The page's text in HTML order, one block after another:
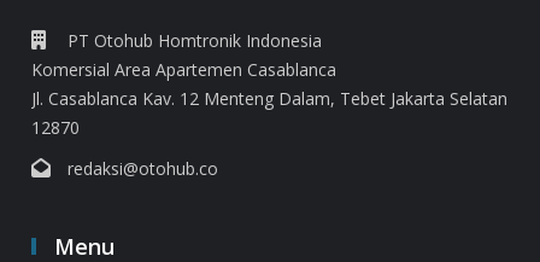
PT Otohub Homtronik Indonesia
Komersial Area Apartemen Casablanca
Jl. Casablanca Kav. 12 Menteng Dalam, Tebet Jakarta Selatan
12870
redaksi@otohub.co
Menu